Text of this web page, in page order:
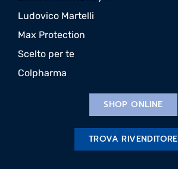
Ludovico Martelli
Max Protection
Scelto per te
Colpharma
SHOP ONLINE
TROVA RIVENDITORE